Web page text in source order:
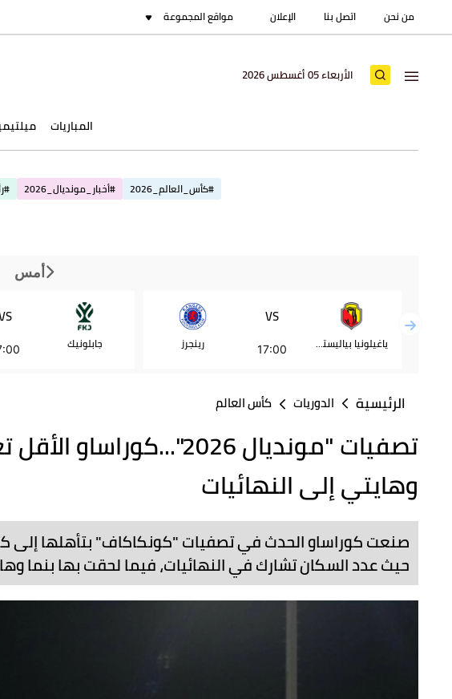
من نحن اتصل بنا الإعلان مواقع المجموعة
الأربعاء 05 أغسطس 2026
المباريات
#كأس_العالم_2026 #أخبار_مونديال_2026
أمس
ياغيلونيا بياليستوك
VS
17:00 رينجرز جابلونيك
الرئيسية الدوريات كأس العالم
تصفيات "مونديال
وهايتي إلى النهائيات
حيث عدد السكان تشارك في النهائيات، فيما لحقت بها بنما